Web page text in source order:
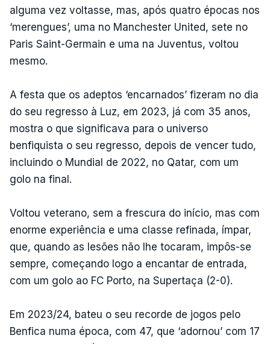
alguma vez voltasse, mas, após quatro épocas nos
‘merengues’, uma no Manchester United, sete no
Paris Saint-Germain e uma na Juventus, voltou
mesmo.
A festa que os adeptos ‘encarnados’ fizeram no dia
do seu regresso à Luz, em 2023, já com 35 anos,
mostra o que significava para o universo
benfiquista o seu regresso, depois de vencer tudo,
incluindo o Mundial de 2022, no Qatar, com um
golo na final.
Voltou veterano, sem a frescura do início, mas com
enorme experiência e uma classe refinada, ímpar,
que, quando as lesões não lhe tocaram, impôs-se
sempre, começando logo a encantar de entrada,
com um golo ao FC Porto, na Supertaça (2-0).
Em 2023/24, bateu o seu recorde de jogos pelo
Benfica numa época, com 47, que ‘adornou’ com 17